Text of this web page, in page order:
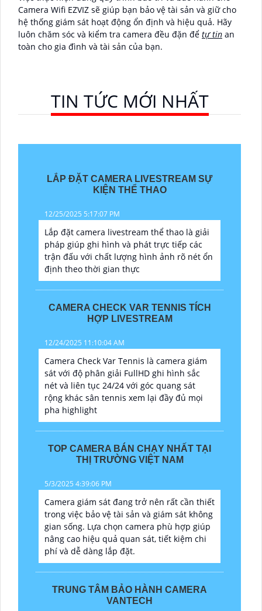
Camera Wifi EZVIZ sẽ giúp bạn bảo vệ tài sản và giữ cho
hệ thống giám sát hoạt động ổn định và hiệu quả. Hãy
luôn chăm sóc và kiểm tra camera đều đặn để tự tin an
toàn cho gia đình và tài sản của bạn.
TIN TỨC MỚI NHẤT
LẮP ĐẶT CAMERA LIVESTREAM SỰ
KIỆN THỂ THAO
12/25/2025 5:17:07 PM
Lắp đặt camera livestream thể thao là giải
pháp giúp ghi hình và phát trực tiếp các
trận đấu với chất lượng hình ảnh rõ nét ổn
định theo thời gian thực
CAMERA CHECK VAR TENNIS TÍCH
HỢP LIVESTREAM
12/24/2025 11:10:04 AM
Camera Check Var Tennis là camera giám
sát với độ phân giải FullHD ghi hình sắc
nét và liên tục 24/24 với góc quang sát
rộng khác sân tennis xem lại đầy đủ mọi
pha highlight
TOP CAMERA BÁN CHẠY NHẤT TẠI
THỊ TRƯỜNG VIỆT NAM
5/3/2025 4:39:06 PM
Camera giám sát đang trở nên rất cần thiết
trong việc bảo vệ tài sản và giám sát không
gian sống. Lựa chọn camera phù hợp giúp
nâng cao hiệu quả quan sát, tiết kiệm chi
phí và dễ dàng lắp đặt.
TRUNG TÂM BẢO HÀNH CAMERA
VANTECH